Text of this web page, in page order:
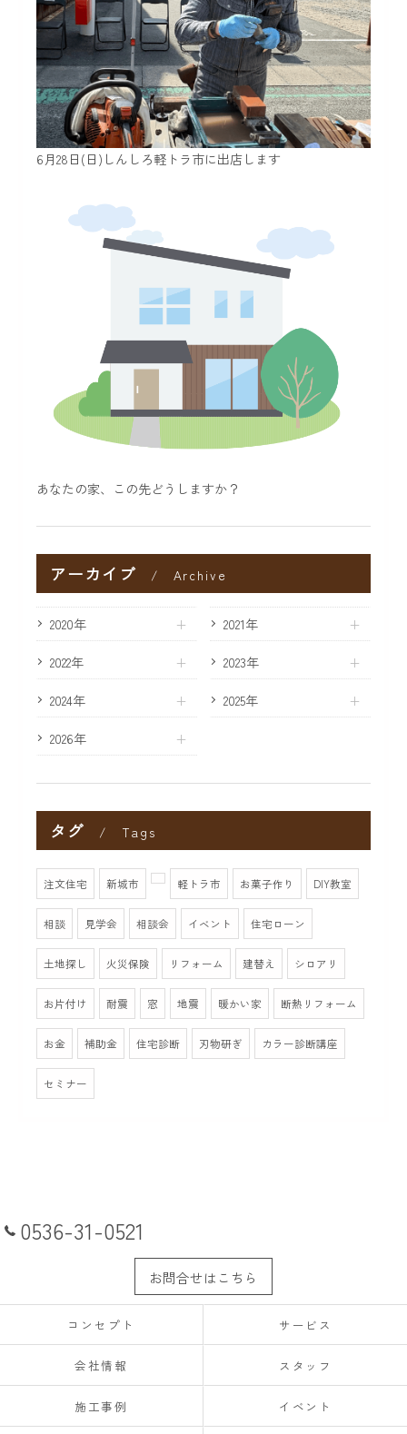
6月28日(日)しんしろ軽トラ市に出店します
あなたの家、この先どうしますか？
アーカイブ Archive
2020年 2021年
2022年 2023年
2024年 2025年
2026年
タグ Tags
注文住宅 新城市 軽トラ市 お菓子作り DIY教室
相談 見学会 相談会 イベント 住宅ローン
土地探し 火災保険 リフォーム 建替え シロアリ
お片付け 耐震 窓 地震 暖かい家 断熱リフォーム
お金 補助金 住宅診断 刃物研ぎ カラー診断講座
セミナー
0536-31-0521
お問合せはこちら
コンセプト サービス
会社情報 スタッフ
施工事例 イベント